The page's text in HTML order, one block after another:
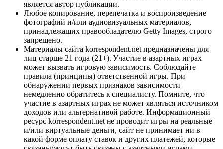
является автор публикации.
Любое копирование, перепечатка и воспроизведение
фотографий и/или аудиовизуальных материалов,
принадлежащих правообладателю Getty Images, строго
запрещено.
Материалы сайта korrespondent.net предназначены для
лиц старше 21 года (21+). Участие в азартных играх
может вызвать игровую зависимость. Соблюдайте
правила (принципы) ответственной игры. При
обнаружении первых признаков зависимости
немедленно обратитесь к специалисту. Помните, что
участие в азартных играх не может являться источником
доходов или альтернативой работе. Информационный
ресурс korrespondent.net не проводит игры на реальные
и/или виртуальные деньги, сайт не принимает ни в
какой форме оплату ставок и других платежей, которые